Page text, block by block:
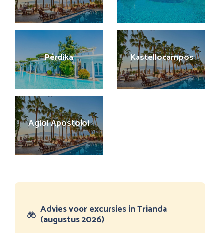
Pérdika Kastellocampos
Agioi Apostoloi
Advies voor excursies in Trianda
(augustus 2026)